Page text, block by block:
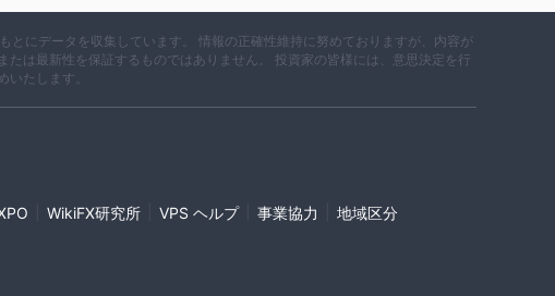
の種類によっても異なる場合があります。スプレッドと手数料に
サイトを確認するか、ブローカーに直接連絡することが重要で
これらのプラットフォームは、あらゆるレベルの専門知識を持つ
にデータを収集しています。 情報の正確性維持に努めておりますが、内容が
は最新性を保証するものではありません。 投資家の皆様には、意思決定を行
たします。
WikiFX研究所 VPS ヘルプ 事業協力 地域区分